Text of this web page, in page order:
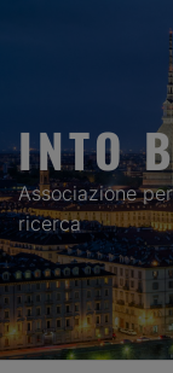
INTO
Associazione
ricerca